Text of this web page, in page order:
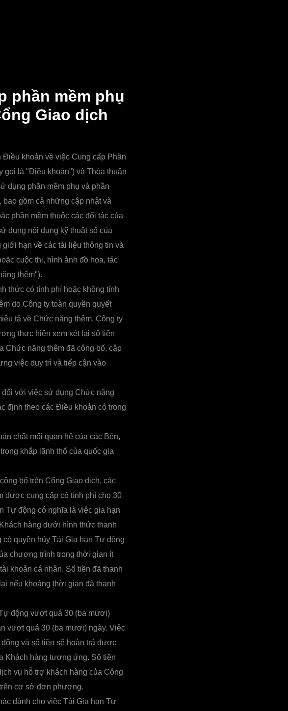
phần mềm phụ
Giao dịch
khoản về việc Cung cấp Phần
gọi là "Điều khoản") và Thỏa thuận
dụng phần mềm phụ và phần
gồm cả những cập nhật và
phần mềm thuộc các đối tác của
dụng nội dung kỹ thuật số của
hạn về các tài liệu thông tin và
cuộc thi, hình ảnh đồ họa, tác
thêm").
thức có tính phí hoặc không tính
do Công ty toàn quyền quyết
tả về Chức năng thêm. Công ty
thực hiện xem xét lại số tiền
Chức năng thêm đã công bố, cập
việc duy trì và tiếp cận vào
với việc sử dụng Chức năng
định theo các Điều khoản có trong
chất mối quan hệ của các Bên,
khắp lãnh thổ của quốc gia
bố trên Cổng Giao dịch, các
được cung cấp có tính phí cho 30
Tự động có nghĩa là việc gia hạn
hàng dưới hình thức thanh
quyền hủy Tái Gia hạn Tự động
chương trình trong thời gian ít
khoản cá nhân. Số tiền đã thanh
nếu khoảng thời gian đã thanh
động vượt quá 30 (ba mươi)
vượt quá 30 (ba mươi) ngày. Việc
và số tiền sẽ hoàn trả được
Khách hàng tương ứng. Số tiền
vụ hỗ trợ khách hàng của Công
cơ sở đơn phương.
dành cho việc Tái Gia hạn Tự